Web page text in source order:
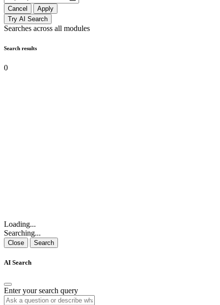
Cancel
Apply
Try AI Search
Searches across all modules
Search results
0
Loading...
Searching...
Close Search
AI Search
Enter your search query